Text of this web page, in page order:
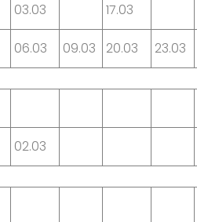
03.03 17.03
06.03 09.03 20.03 23.03
02.03